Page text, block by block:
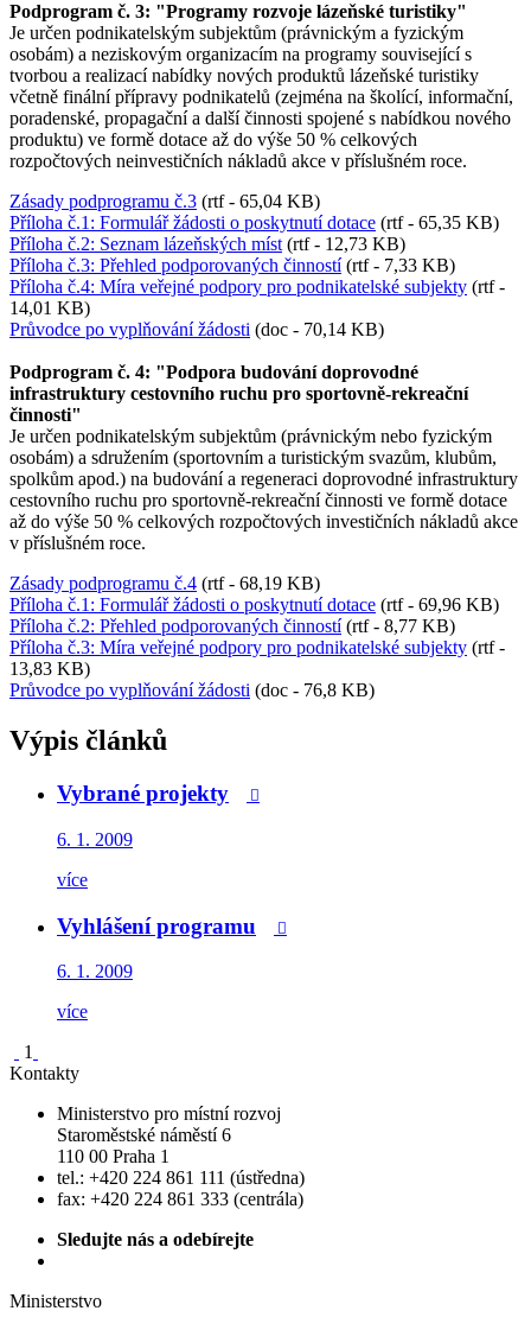
Podprogram č. 3: "Programy rozvoje lázeňské turistiky"
Je určen podnikatelským subjektům (právnickým a fyzickým
osobám) a neziskovým organizacím na programy související s
tvorbou a realizací nabídky nových produktů lázeňské turistiky
včetně finální přípravy podnikatelů (zejména na školící, informační,
poradenské, propagační a další činnosti spojené s nabídkou nového
produktu) ve formě dotace až do výše 50 % celkových
rozpočtových neinvestičních nákladů akce v příslušném roce.
Zásady podprogramu č.3 (rtf - 65,04 KB)
Příloha č.1: Formulář žádosti o poskytnutí dotace (rtf - 65,35 KB)
Příloha č.2: Seznam lázeňských míst(rtf - 12,73 KB)
Příloha č.3: Přehled podporovaných činností(rtf - 7,33 KB)
Příloha č.4: Míra veřejné podpory pro podnikatelské subjekty (rtf -
14,01 KB)
Průvodce po vyplňování žádosti (doc - 70,14 KB)
Podprogram č. 4: "Podpora budování doprovodné
infrastruktury cestovního ruchu pro sportovně-rekreační
činnosti"
Je určen podnikatelským subjektům (právnickým nebo fyzickým
osobám) a sdružením (sportovním a turistickým svazům, klubům,
spolkům apod.) na budování a regeneraci doprovodné infrastruktury
cestovního ruchu pro sportovně-rekreační činnosti ve formě dotace
až do výše 50 % celkových rozpočtových investičních nákladů akce
v příslušném roce.
Zásady podprogramu č.4 (rtf - 68,19 KB)
Příloha č.1: Formulář žádosti o poskytnutí dotace (rtf - 69,96 KB)
Příloha č.2: Přehled podporovaných činností(rtf - 8,77 KB)
Příloha č.3: Míra veřejné podpory pro podnikatelské subjekty (rtf -
13,83 KB)
Průvodce po vyplňování žádosti (doc - 76,8 KB)
Výpis článků
Vybrané projekty 
6. 1. 2009
více
Vyhlášení programu 
6. 1. 2009
více
1
Kontakty
Ministerstvo pro místní rozvoj
Staroměstské náměstí 6
110 00 Praha 1
tel.: +420 224 861 111 (ústředna)
fax: +420 224 861 333 (centrála)
Sledujte nás a odebírejte
Ministerstvo